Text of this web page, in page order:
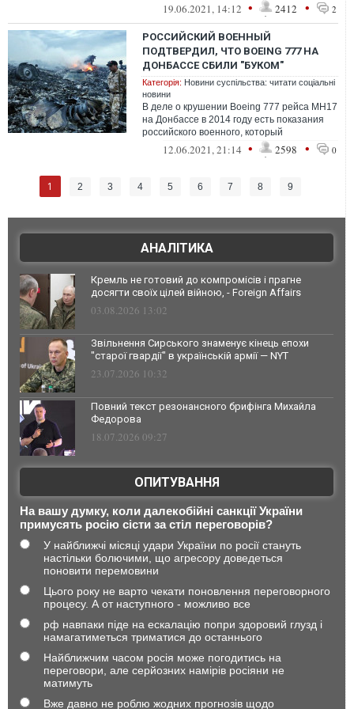
одного свидетеля действий российских
19.06.2021, 14:12 • 2412 • 2
РОССИЙСКИЙ ВОЕННЫЙ
ПОДТВЕРДИЛ, ЧТО BOEING 777 НА
ДОНБАССЕ СБИЛИ "БУКОМ"
Категорія: Новини суспільства: читати соціальні
новини
В деле о крушении Boeing 777 рейса МН17
на Донбассе в 2014 году есть показания
российского военного, который
обеспечивал транспортировку "Буков" 53-й
12.06.2021, 21:14 • 2598 • 0
1 2 3 4 5 6 7 8 9
АНАЛІТИКА
Кремль не готовий до компромісів і прагне
досягти своїх цілей війною, - Foreign Affairs
03.08.2026 13:02
Звільнення Сирського знаменує кінець епохи
"старої гвардії" в українській армії — NYT
23.07.2026 10:32
Повний текст резонансного брифінга Михайла
Федорова
18.07.2026 09:27
ОПИТУВАННЯ
На вашу думку, коли далекобійні санкції України
примусять росію сісти за стіл переговорів?
У найближчі місяці удари України по росії стануть
настільки болючими, що агресору доведеться
поновити перемовини
Цього року не варто чекати поновлення переговорного
процесу. А от наступного - можливо все
рф навпаки піде на ескалацію попри здоровий глузд і
намагатиметься триматися до останнього
Найближчим часом росія може погодитись на
переговори, але серйозних намірів росіяни не
матимуть
Вже давно не роблю жодних прогнозів щодо